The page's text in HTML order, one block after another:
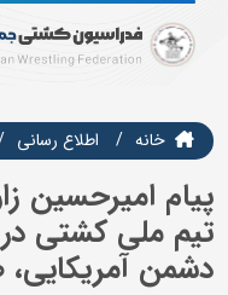
خانه اطلاع رسانی
پیام امیرحسین
تیم ملی کشتی
دشمن